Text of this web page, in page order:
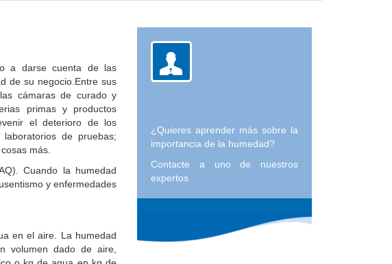
a darse cuenta de las
de su negocio.Entre sus
cámaras de curado y
primas y productos
el deterioro de los
de pruebas;
más.
Cuando la humedad
y enfermedades
en el aire. La humedad
volumen dado de aire,
¿Quieres aprender más sobre la
importancia de la humedad?
Contacte a uno de nuestros
expertos